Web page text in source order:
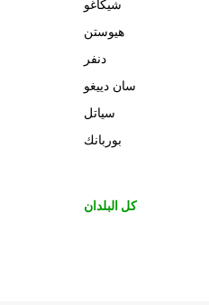
شيكاغو
هيوستن
دنفر
سان دييغو
سياتل
بوربانك
كل البلدان